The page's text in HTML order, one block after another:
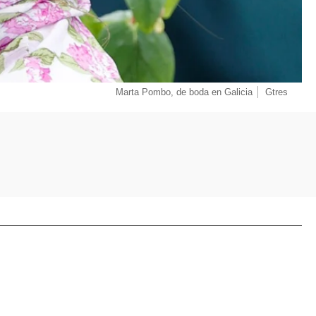
Marta Pombo, de boda en Galicia Gtres